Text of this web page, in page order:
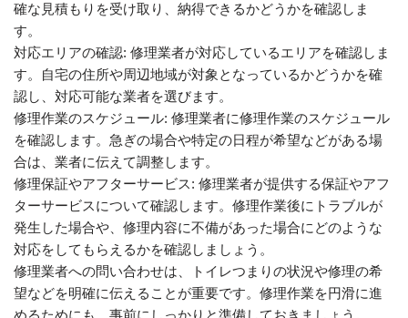
確な見積もりを受け取り、納得できるかどうかを確認しま
す。
対応エリアの確認: 修理業者が対応しているエリアを確認しま
す。自宅の住所や周辺地域が対象となっているかどうかを確
認し、対応可能な業者を選びます。
修理作業のスケジュール: 修理業者に修理作業のスケジュール
を確認します。急ぎの場合や特定の日程が希望などがある場
合は、業者に伝えて調整します。
修理保証やアフターサービス: 修理業者が提供する保証やアフ
ターサービスについて確認します。修理作業後にトラブルが
発生した場合や、修理内容に不備があった場合にどのような
対応をしてもらえるかを確認しましょう。
修理業者への問い合わせは、トイレつまりの状況や修理の希
望などを明確に伝えることが重要です。修理作業を円滑に進
めるためにも、事前にしっかりと準備しておきましょう。